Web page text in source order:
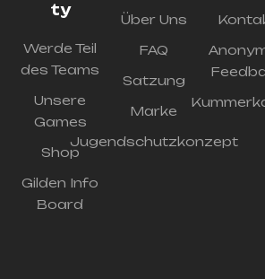
ty
Werde Teil
des Teams
Unsere
Games
Shop
Gilden Info
Board
Über Uns
FAQ
Satzung
Marke
Jugendschutzkonzept